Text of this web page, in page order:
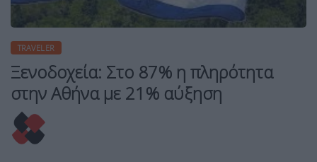
TRAVELER
Ξενοδοχεία: Στο 87% η πληρότητα
στην Αθήνα με 21% αύξηση